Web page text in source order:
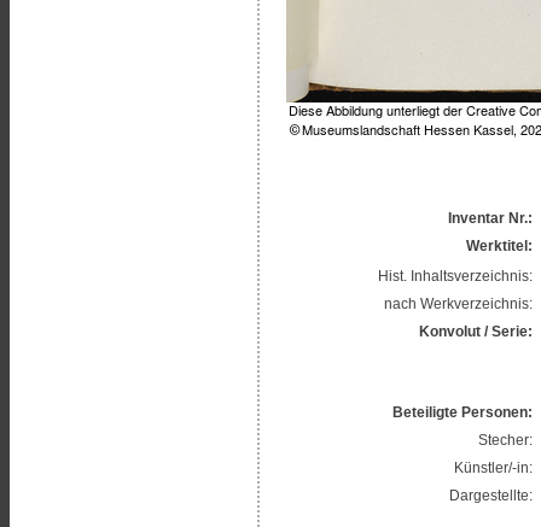
Inventar Nr.:
Werktitel:
Hist. Inhaltsverzeichnis:
nach Werkverzeichnis:
Konvolut / Serie:
Beteiligte Personen:
Stecher:
Künstler/-in:
Dargestellte: